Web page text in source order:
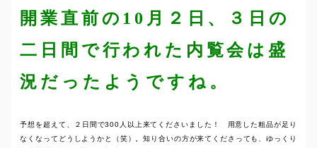
開業直前の10月２日、３日の
二日間で行われた内覧会は盛
況だったようですね。
予想を超えて、２日間で300人以上来てくださいました！ 用意した粗品が足り
なくなってどうしようかと（笑）。知り合いの方が来てくださっても、ゆっくり